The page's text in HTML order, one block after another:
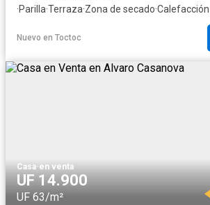
·Parilla·Terraza·Zona de secado·Calefacción
Nuevo en Toctoc
Casa·en venta
UF 14.900
UF 63/m²